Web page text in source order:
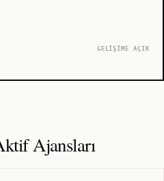
GELİŞİME AÇIK
Ajansları